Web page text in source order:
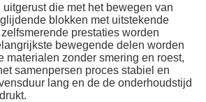
die met het bewegen van
blokken met uitstekende
prestaties worden
bewegende delen worden
materialen zonder smering en roest,
samenpersen proces stabiel en
lang en de de onderhoudstijd